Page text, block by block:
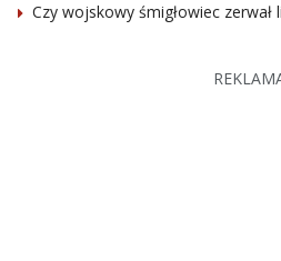
Czy wojskowy śmigłowiec zerwał